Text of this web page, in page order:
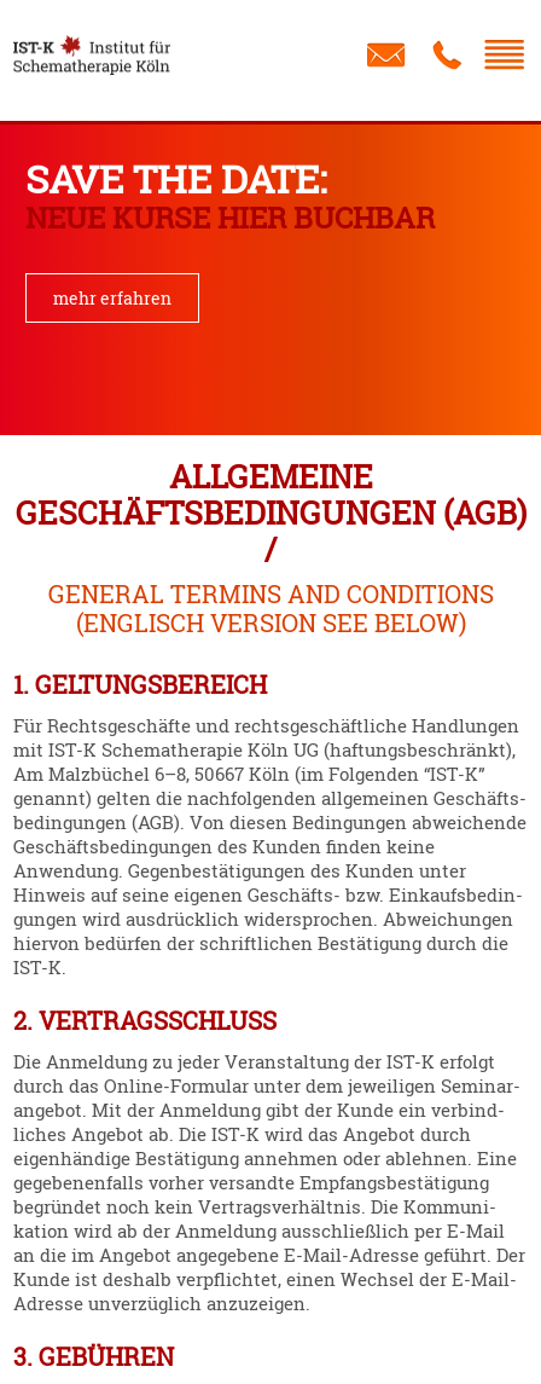
Institut
für
Schematherapie
Köln
SAVE THE DATE:
NEUE KURSE HIER BUCHBAR
mehr erfahren
ALLGEMEINE
GESCHÄFTSBEDINGUNGEN (AGB)
/
GENERAL TERMINS AND CONDITIONS
(ENGLISCH VERSION SEE BELOW)
1. GELTUNGSBEREICH
Für Rechts­ge­schäfte und rechts­ge­schäft­liche Handlungen
mit IST‑K Schema­the­rapie Köln UG (haftungs­be­schränkt),
Am Malzbüchel 6–8, 50667 Köln (im Folgenden “IST‑K”
genannt) gelten die nachfol­genden allge­meinen Geschäfts­
be­din­gungen (AGB). Von diesen Bedin­gungen abwei­chende
Geschäfts­be­din­gungen des Kunden finden keine
Anwendung. Gegen­be­stä­ti­gungen des Kunden unter
Hinweis auf seine eigenen Geschäfts- bzw. Einkaufs­be­din­
gungen wird ausdrücklich wider­sprochen. Abwei­chungen
hiervon bedürfen der schrift­lichen Bestä­tigung durch die
IST‑K.
2. VERTRAGSSCHLUSS
Die Anmeldung zu jeder Veran­staltung der IST‑K erfolgt
durch das Online-Formular unter dem jewei­ligen Seminar­
an­gebot. Mit der Anmeldung gibt der Kunde ein verbind­
liches Angebot ab. Die IST‑K wird das Angebot durch
eigen­händige Bestä­tigung annehmen oder ablehnen. Eine
gegebe­nen­falls vorher versandte Empfangs­be­stä­tigung
begründet noch kein Vertrags­ver­hältnis. Die Kommu­ni­
kation wird ab der Anmeldung ausschließlich per E‑Mail
an die im Angebot angegebene E‑Mail-Adresse geführt. Der
Kunde ist deshalb verpflichtet, einen Wechsel der E‑Mail-
Adresse unver­züglich anzuzeigen.
3. GEBÜHREN